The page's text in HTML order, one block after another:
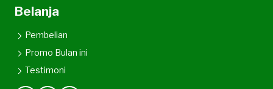
Belanja
Pembelian
Promo Bulan ini
Testimoni